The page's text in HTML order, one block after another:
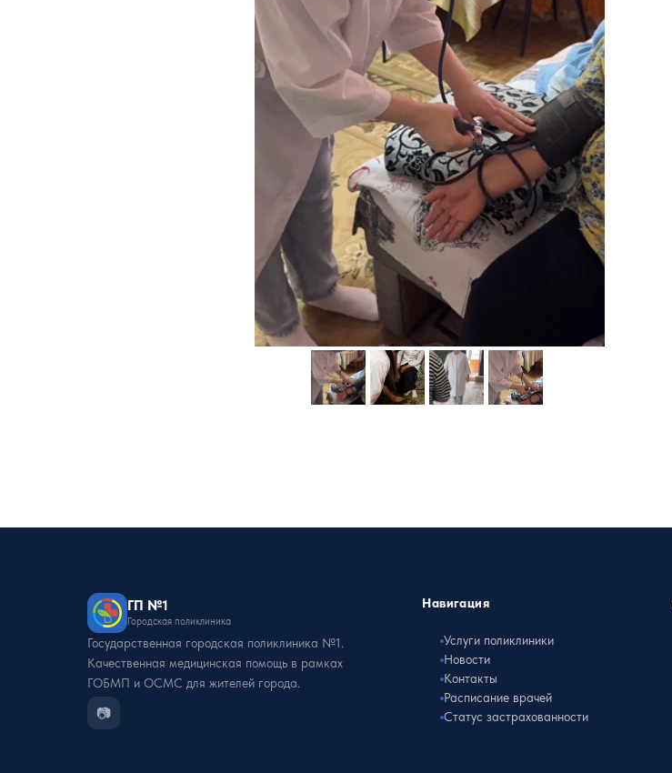
ГП №1
Городская поликлиника
Государственная городская поликлиника №1.
Качественная медицинская помощь в рамках
ГОБМП и ОСМС для жителей города.
📷
Навигация
Услуги поликлиники
Новости
Контакты
Расписание врачей
Статус застрахованности